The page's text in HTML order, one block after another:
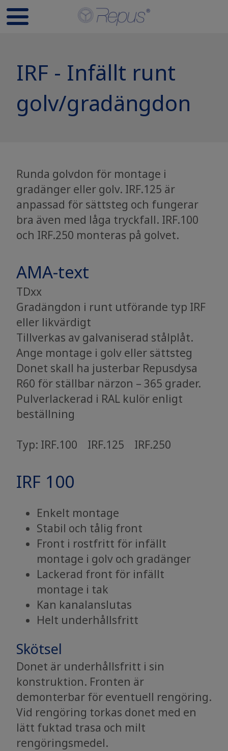
IRF - Infällt runt
golv/gradängdon
Runda golvdon för montage i
gradänger eller golv. IRF.125 är
anpassad för sättsteg och fungerar
bra även med låga tryckfall. IRF.100
och IRF.250 monteras på golvet.
AMA-text
TDxx
Gradängdon i runt utförande typ IRF
eller likvärdigt
Tillverkas av galvaniserad stålplåt.
Ange montage i golv eller sättsteg
Donet skall ha justerbar Repusdysa
R60 för ställbar närzon – 365 grader.
Pulverlackerad i RAL kulör enligt
beställning
​​​​​​​Typ: IRF.100 IRF.125 IRF.250
IRF 100
Enkelt montage
Stabil och tålig front
Front i rostfritt för infällt
montage i golv och gradänger
Lackerad front för infällt
montage i tak
Kan kanalanslutas
Helt underhållsfritt
Skötsel
Donet är underhållsfritt i sin
konstruktion. Fronten är
demonterbar för eventuell rengöring.
Vid rengöring torkas donet med en
lätt fuktad trasa och milt
rengöringsmedel.